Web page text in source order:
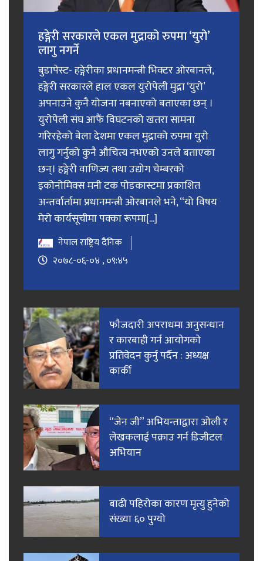
हङ्गेरी सरकारले एकल मुद्राको रुपमा ‘युरो’
लागु नगर्ने
बुडापेस्ट- हङ्गेरीका प्रधानमन्त्री भिक्टर ओरबानले,
हङ्गेरी सरकारले हाल एकल युरोपेली मुद्रा ‘युरो’
अपनाउने कुनै योजना नबनाएको बताएका छन् ।
युरोपेली संघ आफैं विघटनको खतरा सामना
गरिरहेको बेला देशमा एकल मुद्राको रुपमा युरो
लागु गर्नुको कुनै औचित्य नभएको उनले बताएका
छन्। हङ्गेरी वाणिज्य तथा उद्योग चेम्बरको
इकोनोमिक्स मनी टक पोडकास्टमा प्रकाशित
अन्तर्वार्तामा प्रधानमन्त्री ओरबानले भने, “यो विषय
मेरो कार्यसूचीमा पक्का रूपमा[...]
नेपाल राष्ट्रिय दैनिक
२०७८-०६-०४ , ०९:४५
फाैजदारी अपराधमा अनुसन्धान
र कारबाही गर्न आयाेगकाे
प्रतिवेदन कुर्नु पर्दैन : अध्यक्ष
कार्की
“जेन जी” अभियन्ताद्वारा ओली र
लेखकलाई पक्राउ गर्न डिजीटल
अभियान
बाढी पहिरोका कारण मृत्यु हुनेको
संख्या ६० पुग्यो